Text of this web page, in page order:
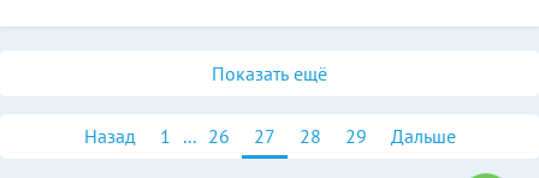
Показать ещё
Назад 1 ... 26 27 28 29 Дальше